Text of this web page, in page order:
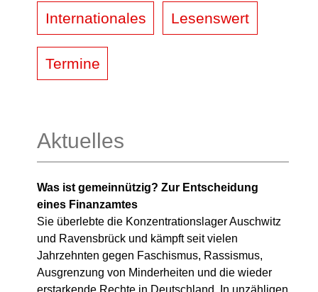
Internationales Lesenswert
Termine
Aktuelles
Was ist gemeinnützig? Zur Entscheidung
eines Finanzamtes
Sie überlebte die Konzentrationslager Auschwitz
und Ravensbrück und kämpft seit vielen
Jahrzehnten gegen Faschismus, Rassismus,
Ausgrenzung von Minderheiten und die wieder